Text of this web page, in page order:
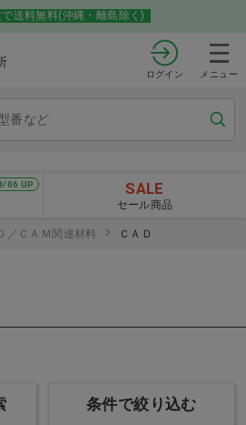
送料無料(沖縄・離島除く)
ログイン メニュー
06 UP SALE
セール商品
／ＣＡＭ関連材料 ＣＡＤ
条件で絞り込む